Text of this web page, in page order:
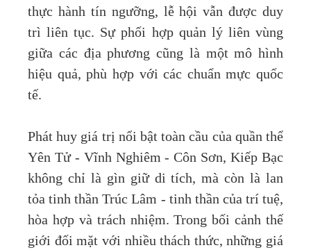
thực hành tín ngưỡng, lễ hội vẫn được duy
trì liên tục. Sự phối hợp quản lý liên vùng
giữa các địa phương cũng là một mô hình
hiệu quả, phù hợp với các chuẩn mực quốc
tế.
Phát huy giá trị nổi bật toàn cầu của quần thể
Yên Tử - Vĩnh Nghiêm - Côn Sơn, Kiếp Bạc
không chỉ là gìn giữ di tích, mà còn là lan
tỏa tinh thần Trúc Lâm - tinh thần của trí tuệ,
hòa hợp và trách nhiệm. Trong bối cảnh thế
giới đối mặt với nhiều thách thức, những giá